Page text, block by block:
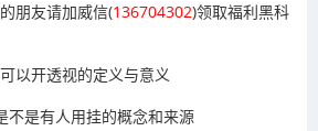
朋友请加威信(136704302)领取福利黑科
以开透视的定义与意义
不是有人用挂的概念和来源